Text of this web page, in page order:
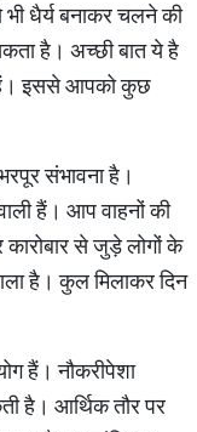
धैर्य बनाकर चलने की
है। अच्छी बात ये है
हैं। इससे आपको कुछ
संभावना है।
हैं। आप वाहनों की
से जुड़े लोगों के
है। कुल मिलाकर दिन
हैं। नौकरीपेशा
है। आर्थिक तौर पर